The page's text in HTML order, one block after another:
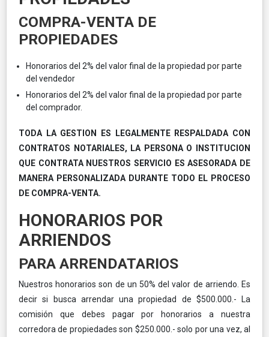
COMPRA-VENTA DE
PROPIEDADES
Honorarios del 2% del valor final de la propiedad por parte
del vendedor
Honorarios del 2% del valor final de la propiedad por parte
del comprador.
TODA LA GESTION ES LEGALMENTE RESPALDADA CON
CONTRATOS NOTARIALES, LA PERSONA O INSTITUCION
QUE CONTRATA NUESTROS SERVICIO ES ASESORADA DE
MANERA PERSONALIZADA DURANTE TODO EL PROCESO
DE COMPRA-VENTA.
HONORARIOS POR
ARRIENDOS
PARA ARRENDATARIOS
Nuestros honorarios son de un 50% del valor de arriendo. Es
decir si busca arrendar una propiedad de $500.000.- La
comisión que debes pagar por honorarios a nuestra
corredora de propiedades son $250.000.- solo por una vez, al